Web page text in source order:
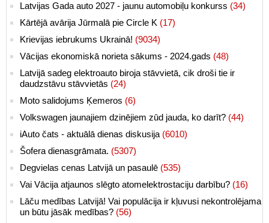
Latvijas Gada auto 2027 - jaunu automobiļu konkurss (34)
Kārtējā avārija Jūrmalā pie Circle K (17)
Krievijas iebrukums Ukrainā! (9034)
Vācijas ekonomiskā norieta sākums - 2024.gads (48)
Latvijā sadeg elektroauto biroja stāvvietā, cik droši tie ir
daudzstāvu stāvvietās (24)
Moto salidojums Ķemeros (6)
Volkswagen jaunajiem dzinējiem zūd jauda, ko darīt? (44)
iAuto čats - aktuālā dienas diskusija (6010)
Šofera dienasgrāmata. (5307)
Degvielas cenas Latvijā un pasaulē (535)
Vai Vācija atjaunos slēgto atomelektrostaciju darbību? (16)
Lāču medības Latvijā! Vai populācija ir kļuvusi nekontrolējama
un būtu jāsāk medības? (56)